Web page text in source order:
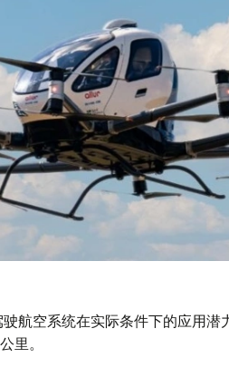
航空系统在实际条件下的应用潜
里。